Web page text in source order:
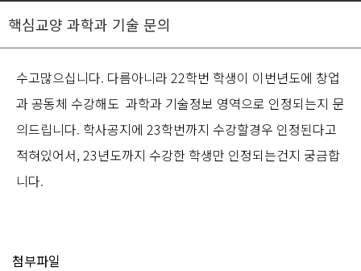
핵심교양 과학과 기술 문의
수고많으십니다. 다름아니라 22학번 학생이 이번년도에 창업
과 공동체 수강해도 과학과 기술정보 영역으로 인정되는지 문
의드립니다. 학사공지에 23학번까지 수강할경우 인정된다고
적혀있어서, 23년도까지 수강한 학생만 인정되는건지 궁금합
니다.
첨부파일